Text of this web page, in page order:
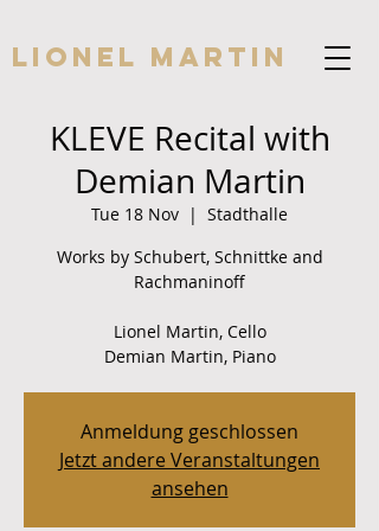
Lionel Martin
KLEVE Recital with
Demian Martin
Tue 18 Nov
  |
Stadthalle
Works by Schubert, Schnittke and
Rachmaninoff
Lionel Martin, Cello
Demian Martin, Piano
Anmeldung geschlossen
Jetzt andere Veranstaltungen
ansehen